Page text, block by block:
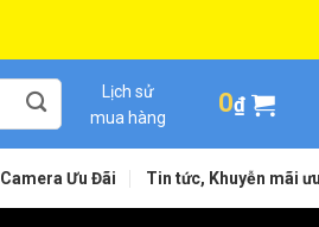
Lịch sử
mua hàng
0₫
Camera Ưu Đãi Tin tức, Khuyễn mãi